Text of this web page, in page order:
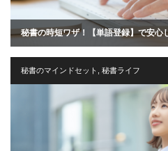
秘書の時短ワザ！【単語登録】で安心
秘書のマインドセット 秘書ライフ